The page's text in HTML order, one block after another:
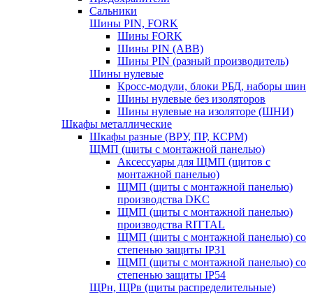
Сальники
Шины PIN, FORK
Шины FORK
Шины PIN (АВВ)
Шины PIN (разный производитель)
Шины нулевые
Кросс-модули, блоки РБД, наборы шин
Шины нулевые без изоляторов
Шины нулевые на изоляторе (ШНИ)
Шкафы металлические
Шкафы разные (ВРУ, ПР, КСРМ)
ЩМП (щиты с монтажной панелью)
Аксессуары для ЩМП (щитов с
монтажной панелью)
ЩМП (щиты с монтажной панелью)
производства DKC
ЩМП (щиты с монтажной панелью)
производства RITTAL
ЩМП (щиты с монтажной панелью) со
степенью защиты IP31
ЩМП (щиты с монтажной панелью) со
степенью защиты IP54
ЩРн, ЩРв (щиты распределительные)